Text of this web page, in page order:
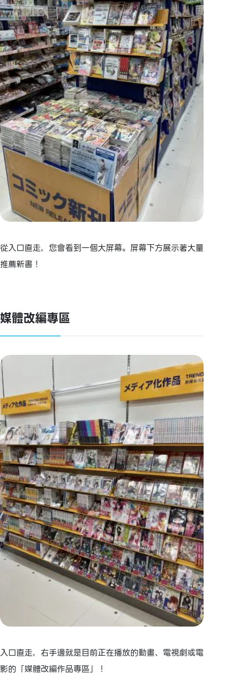
從入口直走，您會看到一個大屏幕。屏幕下方展示著大量
推薦新書！
媒體改編專區
入口直走，右手邊就是目前正在播放的動畫、電視劇或電
影的「媒體改編作品專區」！